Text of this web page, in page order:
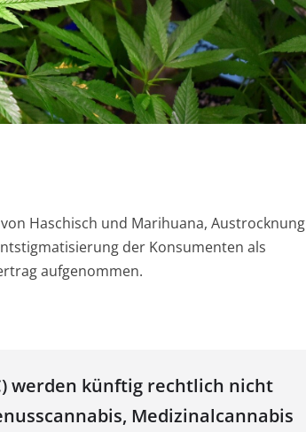
Haschisch und Marihuana, Austrocknung
der Konsumenten als
aufgenommen.
werden künftig rechtlich nicht
Medizinalcannabis